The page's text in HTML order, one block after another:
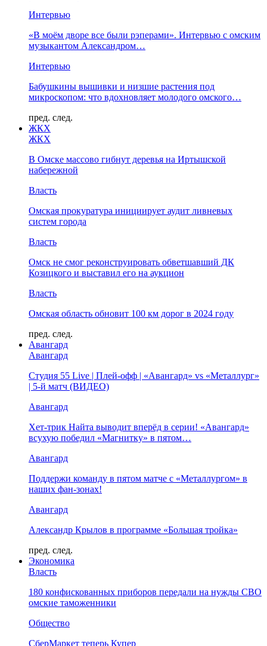
Интервью
«В моём дворе все были рэперами». Интервью с омским
музыкантом Александром…
Интервью
Бабушкины вышивки и низшие растения под
микроскопом: что вдохновляет молодого омского…
пред. след.
ЖКХ
ЖКХ
В Омске массово гибнут деревья на Иртышской
набережной
Власть
Омская прокуратура инициирует аудит ливневых
систем города
Власть
Омск не смог реконструировать обветшавший ДК
Козицкого и выставил его на аукцион
Власть
Омская область обновит 100 км дорог в 2024 году
пред. след.
Авангард
Авангард
Студия 55 Live | Плей-офф | «Авангард» vs «Металлург»
| 5-й матч (ВИДЕО)
Авангард
Хет-трик Найта выводит вперёд в серии! «Авангард»
всухую победил «Магнитку» в пятом…
Авангард
Поддержи команду в пятом матче с «Металлургом» в
наших фан-зонах!
Авангард
Александр Крылов в программе «Большая тройка»
пред. след.
Экономика
Власть
180 конфискованных приборов передали на нужды СВО
омские таможенники
Общество
СберМаркет теперь Купер